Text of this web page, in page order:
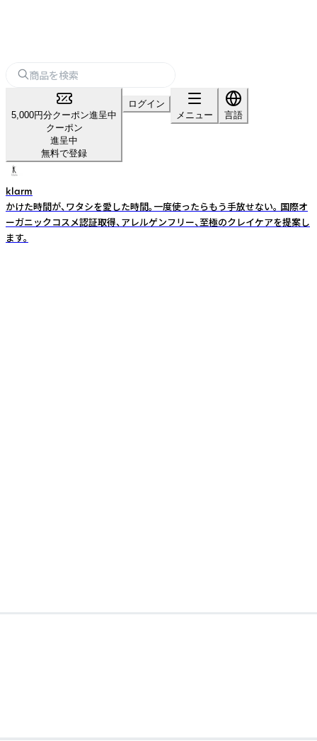
5,000円分クーポン進呈中
クーポン
進呈中
無料で登録
ログイン
メニュー
言語
klarm
かけた時間が、ワタシを愛した時間。一度使ったらもう手放せない。 国際オ
ーガニックコスメ認証取得、アレルゲンフリー、至極のクレイケアを提案し
ます。